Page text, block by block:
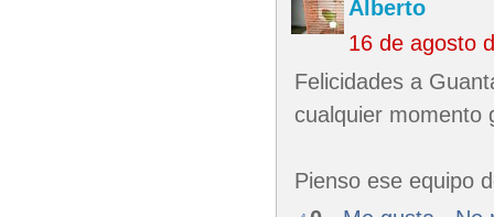
Alberto
16 de agosto
Felicidades a
cualquier momento
Pienso ese equipo